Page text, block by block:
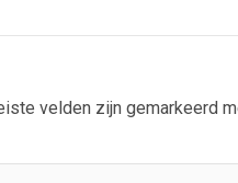
velden zijn gemarkeerd